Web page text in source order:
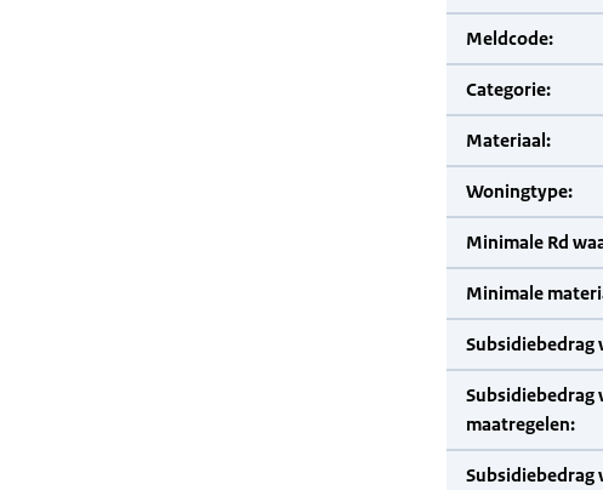
Meldcode:
Categorie:
Materiaal:
Woningtype:
Minimale Rd
Minimale
Subsidiebedrag
Subsidiebedrag
maatregelen: